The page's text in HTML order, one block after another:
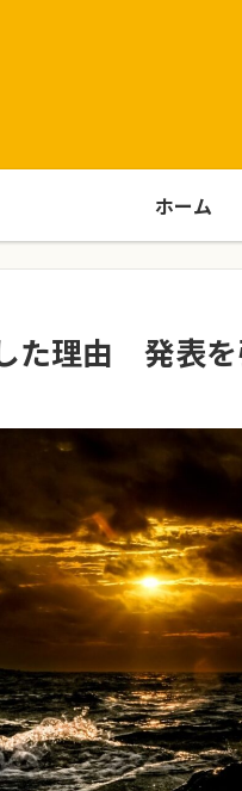
ホーム
た理由 発表